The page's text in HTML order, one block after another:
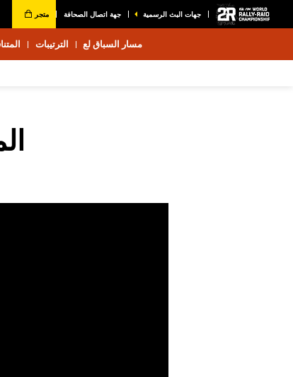
جهات البث الرسمية جهة اتصال الصحافة متجر
مسار السباق لع الترتيبات